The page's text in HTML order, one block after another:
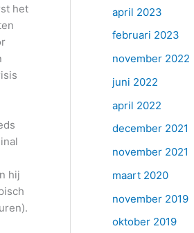
het
hij
april 2023
februari 2023
november 2022
juni 2022
april 2022
december 2021
november 2021
maart 2020
november 2019
oktober 2019